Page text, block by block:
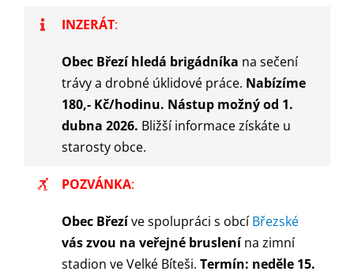
INZERÁT:
Obec Březí hledá brigádníka na sečení
trávy a drobné úklidové práce. Nabízíme
180,- Kč/hodinu. Nástup možný od 1.
dubna 2026. Bližší informace získáte u
starosty obce.
POZVÁNKA:
Obec Březíve spolupráci s obcíBřezské
vás zvou na veřejné bruslenína zimní
stadion ve Velké Bíteši. Termín: neděle 15.